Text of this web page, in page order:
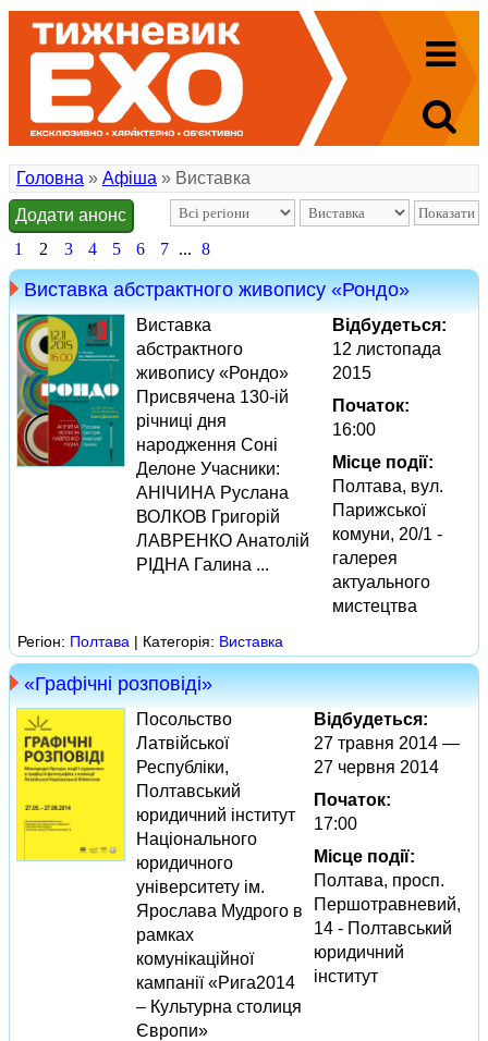
Головна » Афіша » Виставка
Додати анонс
1
2 3 4 5 6 7 ... 8
Виставка абстрактного живопису «Рондо»
Виставка
абстрактного
живопису «Рондо»
Присвячена 130-ій
річниці дня
народження Соні
Делоне Учасники:
АНІЧИНА Руслана
ВОЛКОВ Григорій
ЛАВРЕНКО Анатолій
РІДНА Галина ...
Відбудеться:
12 листопада
2015
Початок:
16:00
Місце події:
Полтава, вул.
Парижської
комуни, 20/1 -
галерея
актуального
мистецтва
Регіон: Полтава | Категорія: Виставка
«Графічні розповіді»
Посольство
Латвійської
Республіки,
Полтавський
юридичний інститут
Національного
юридичного
університету ім.
Ярослава Мудрого в
рамках
комунікаційної
кампанії «Рига2014
– Культурна столиця
Європи»
Відбудеться:
27 травня 2014 —
27 червня 2014
Початок:
17:00
Місце події:
Полтава, просп.
Першотравневий,
14 - Полтавський
юридичний
інститут